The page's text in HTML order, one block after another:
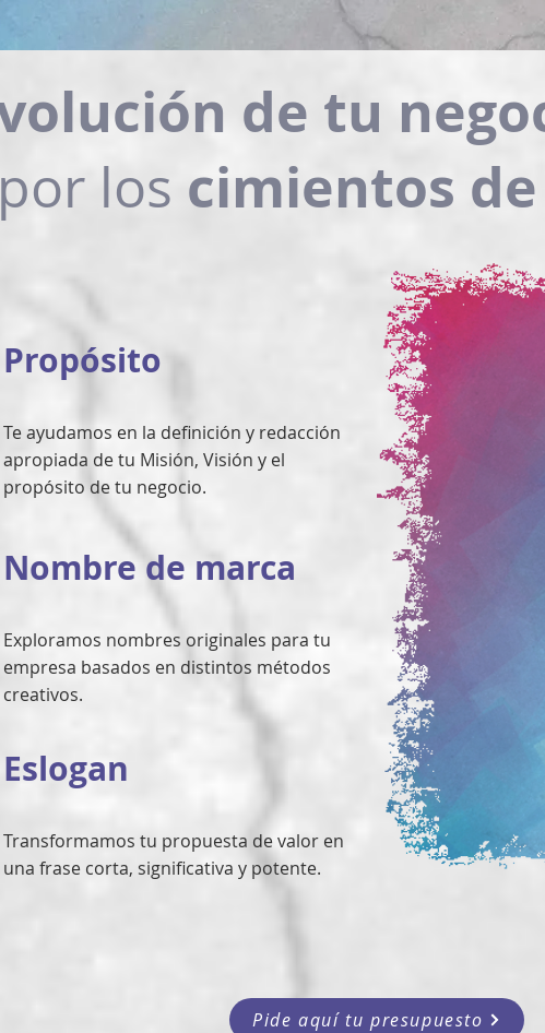
de tu
por los cimientos
Propósito
Te ayudamos en la definición y redacción
apropiada de tu Misión, Visión y el
propósito de tu negocio.
Nombre de marca
Exploramos nombres originales para tu
empresa basados en distintos métodos
creativos.
Eslogan
Transformamos tu propuesta de valor en
una frase corta, significativa y potente.
Pide aquí tu presupuesto